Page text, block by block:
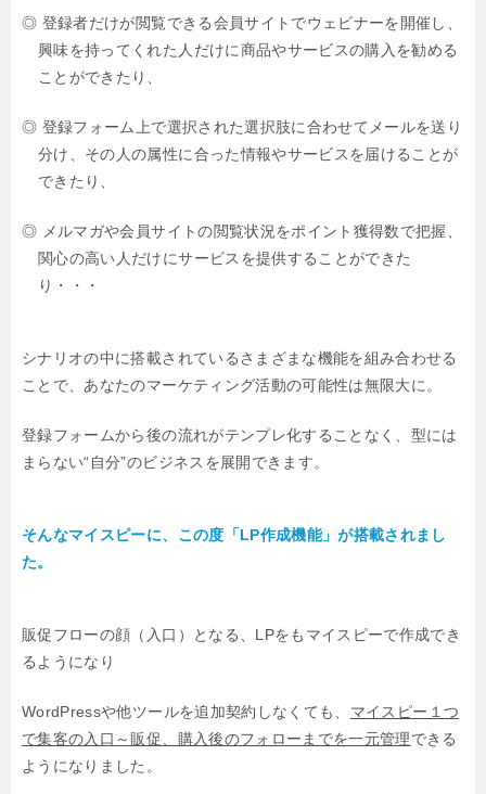
◎ 登録者だけが閲覧できる会員サイトでウェビナーを開催し、
興味を持ってくれた人 だけに商品やサービスの購入を勧める
ことができたり、
◎ 登録フォーム上で選択された選択肢に合わせてメールを送り
分け、その人の属性に合った情報やサービスを届けることが
できたり、
◎ メルマガや会員サイトの閲覧状況をポイント獲得数で把握、
関心の高い人だけにサービスを提供することができた
り・・・
シナリオの中に搭載されているさまざまな機能を組み合わせる
ことで、 あなたのマーケティング活動の可能性は無限大に。
登録フォームから後の流れがテンプレ化することなく、型には
まらない“自分”のビジネスを展開できます。
そんなマイスピーに、この度「LP作成機能」が搭載されまし
た。
販促フローの顔（入口）となる、LPをもマイスピーで作成でき
るようになり
WordPressや他ツールを追加契約しなくても、 マイスピー１つ
で集客の入口～販促、購入後のフォローまでを一元管理できる
ようになりました。